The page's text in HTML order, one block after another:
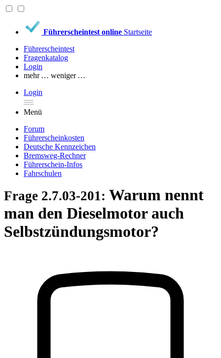
Führerscheintest online Startseite
Führerscheintest
Fragenkatalog
Login
mehr … weniger …
Login
Menü
Forum
Führerscheinkosten
Deutsche Kennzeichen
Bremsweg-Rechner
Führerschein-Infos
Fahrschulen
Frage 2.7.03-201: Warum nennt
man den Dieselmotor auch
Selbstzündungsmotor?